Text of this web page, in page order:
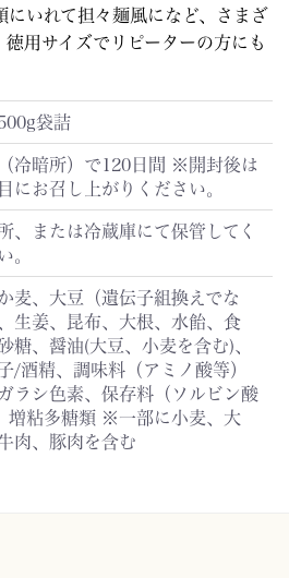
にいれて担々麺風になど、さまざ
用サイズでリピーターの方にも
袋詰
冷暗所）で120日間 ※開封後は
にお召し上がりください。
、または冷蔵庫にて保管してく
。
麦、大豆（遺伝子組換えでな
生姜、昆布、大根、水飴、食
糖、醤油(大豆、小麦を含む)、
/酒精、調味料（アミノ酸等）
ラシ色素、保存料（ソルビン酸
増粘多糖類 ※一部に小麦、大
肉、豚肉を含む